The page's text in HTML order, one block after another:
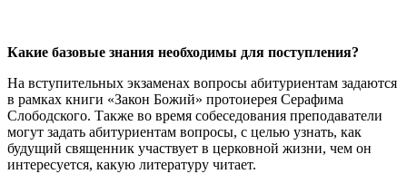
Какие базовые знания необходимы для поступления?
На вступительных экзаменах вопросы абитуриентам задаются
в рамках книги «Закон Божий» протоиерея Серафима
Слободского. Также во время собеседования преподаватели
могут задать абитуриентам вопросы, с целью узнать, как
будущий священник участвует в церковной жизни, чем он
интересуется, какую литературу читает.